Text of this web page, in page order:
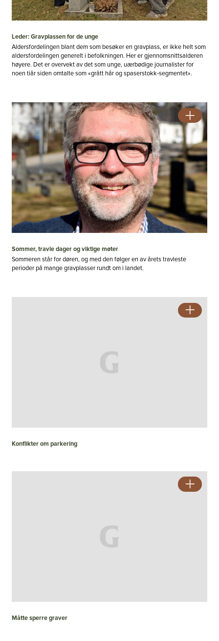
Leder: Gravplassen for de unge
Aldersfordelingen blant dem som besøker en gravplass, er ikke helt som
aldersfordelingen generelt i befolkningen. Her er gjennomsnittsalderen
høyere. Det er overvekt av det som unge, uærbødige journalister for
noen tiår siden omtalte som «grått hår og spaserstokk‑segmentet».
Sommer, travle dager og viktige møter
Sommeren står for døren, og med den følger en av årets travleste
perioder på mange gravplasser rundt om i landet.
Konflikter om parkering
Måtte sperre graver